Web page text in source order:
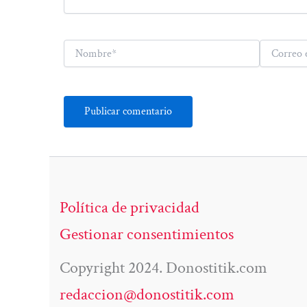
Nombre*
Correo
electrónico*
Política de privacidad
Gestionar consentimientos
Copyright 2024. Donostitik.com
redaccion@donostitik.com